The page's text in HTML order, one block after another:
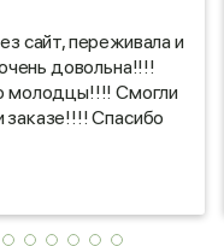
сайт, переживала и
довольна!!!!
молодцы!!!! Смогли
Спасибо